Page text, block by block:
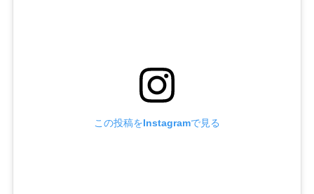
この投稿をInstagramで見る